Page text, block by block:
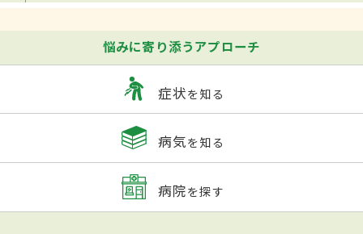
悩みに寄り添うアプローチ
症状を知る
病気を知る
病院を探す